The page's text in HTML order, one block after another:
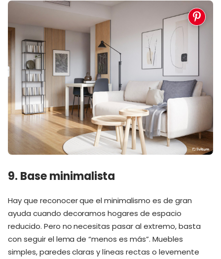
9. Base minimalista
Hay que reconocer que el minimalismo es de gran
ayuda cuando decoramos hogares de espacio
reducido. Pero no necesitas pasar al extremo, basta
con seguir el lema de “menos es más”. Muebles
simples, paredes claras y líneas rectas o levemente